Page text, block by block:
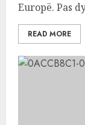
Europë. Pas
READ MORE